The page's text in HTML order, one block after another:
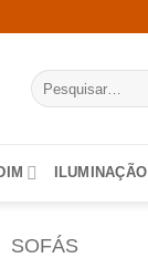
Pesquisar
por:
ILUMINAÇÃO
SOFÁS